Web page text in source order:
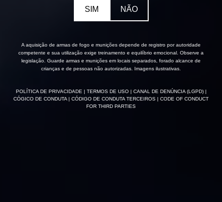
SIM NÃO
A aquisição de armas de fogo e munições depende de registro por autoridade
competente e sua utilização exige treinamento e equilíbrio emocional. Observe a
legislação. Guarde armas e munições em locais separados, forado alcance de
crianças e de pessoas não autorizadas. Imagens ilustrativas.
POLÍTICA DE PRIVACIDADE | TERMOS DE USO | CANAL DE DENÚNCIA (LGPD)
CÓGICO DE CONDUTA
| CÓDIGO DE CONDUTA TERCEIROS
| CODE OF CONDUCT
FOR THIRD PARTIES